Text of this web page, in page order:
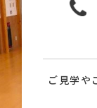
ご見学や